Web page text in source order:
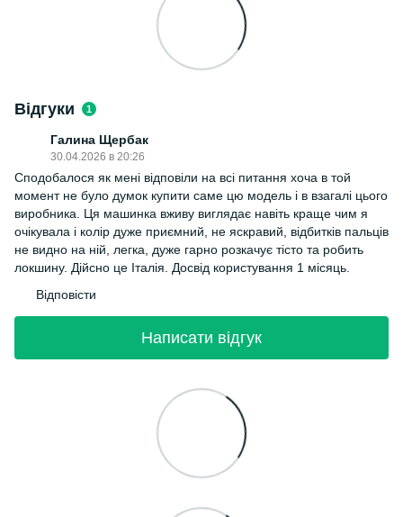
Відгуки 1
Галина Щербак
30.04.2026 в 20:26
Сподобалося як мені відповіли на всі питання хоча в той
момент не було думок купити саме цю модель і в взагалі цього
виробника. Ця машинка вживу виглядає навіть краще чим я
очікувала і колір дуже приємний, не яскравий, відбитків пальців
не видно на ній, легка, дуже гарно розкачує тісто та робить
локшину. Дійсно це Італія. Досвід користування 1 місяць.
Відповісти
Написати відгук